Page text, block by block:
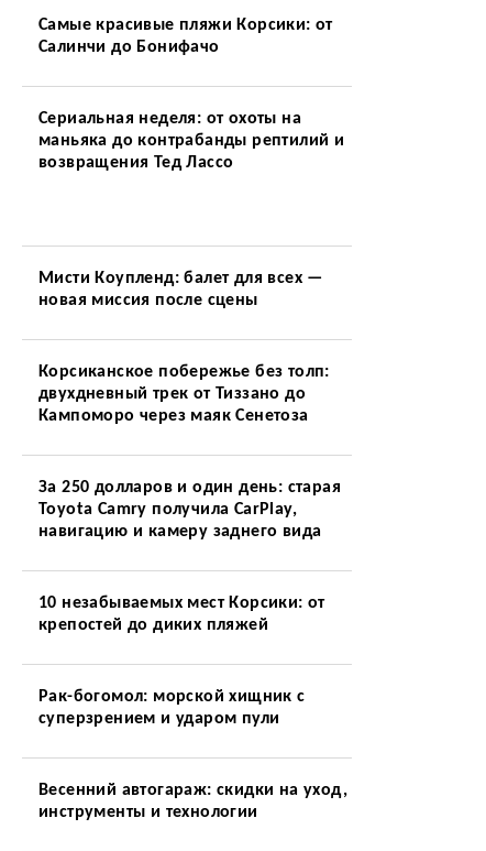
Самые красивые пляжи Корсики: от
Салинчи до Бонифачо
Сериальная неделя: от охоты на
маньяка до контрабанды рептилий и
возвращения Тед Лассо
Мисти Коупленд: балет для всех —
новая миссия после сцены
Корсиканское побережье без толп:
двухдневный трек от Тиззано до
Кампоморо через маяк Сенетоза
За 250 долларов и один день: старая
Toyota Camry получила CarPlay,
навигацию и камеру заднего вида
10 незабываемых мест Корсики: от
крепостей до диких пляжей
Рак-богомол: морской хищник с
суперзрением и ударом пули
Весенний автогараж: скидки на уход,
инструменты и технологии